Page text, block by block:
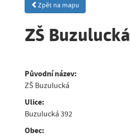
Zpět na mapu
ZŠ Buzulucká
Původní název:
ZŠ Buzulucká
Ulice:
Buzulucká 392
Obec: